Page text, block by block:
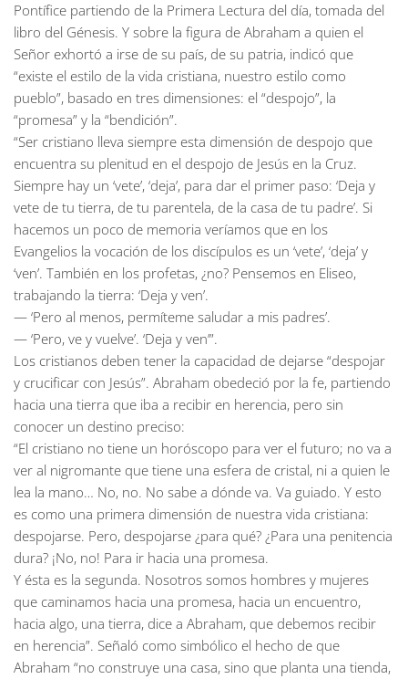
Pontífice partiendo de la Primera Lectura del día, tomada del
libro del Génesis. Y sobre la figura de Abraham a quien el
Señor exhortó a irse de su país, de su patria, indicó que
“existe el estilo de la vida cristiana, nuestro estilo como
pueblo”, basado en tres dimensiones: el “despojo”, la
“promesa” y la “bendición”.
“Ser cristiano lleva siempre esta dimensión de despojo que
encuentra su plenitud en el despojo de Jesús en la Cruz.
Siempre hay un ‘vete’, ‘deja’, para dar el primer paso: ‘Deja y
vete de tu tierra, de tu parentela, de la casa de tu padre’. Si
hacemos un poco de memoria veríamos que en los
Evangelios la vocación de los discípulos es un ‘vete’, ‘deja’ y
‘ven’. También en los profetas, ¿no? Pensemos en Eliseo,
trabajando la tierra: ‘Deja y ven’.
— ‘Pero al menos, permíteme saludar a mis padres’.
— ‘Pero, ve y vuelve’. ‘Deja y ven’”.
Los cristianos deben tener la capacidad de dejarse “despojar
y crucificar con Jesús”. Abraham obedeció por la fe, partiendo
hacia una tierra que iba a recibir en herencia, pero sin
conocer un destino preciso:
“El cristiano no tiene un horóscopo para ver el futuro; no va a
ver al nigromante que tiene una esfera de cristal, ni a quien le
lea la mano… No, no. No sabe a dónde va. Va guiado. Y esto
es como una primera dimensión de nuestra vida cristiana:
despojarse. Pero, despojarse ¿para qué? ¿Para una penitencia
dura? ¡No, no! Para ir hacia una promesa.
Y ésta es la segunda. Nosotros somos hombres y mujeres
que caminamos hacia una promesa, hacia un encuentro,
hacia algo, una tierra, dice a Abraham, que debemos recibir
en herencia”. Señaló como simbólico el hecho de que
Abraham “no construye una casa, sino que planta una tienda,